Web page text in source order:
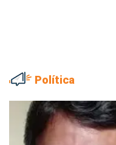
Política